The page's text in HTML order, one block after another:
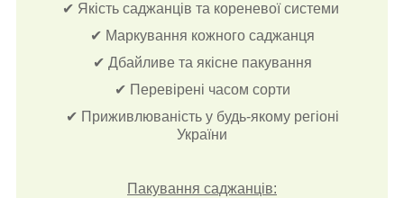
✔ Якість саджанців та кореневої системи
✔ Маркування кожного саджанця
✔ Дбайливе та якісне пакування
✔ Перевірені часом сорти
✔ Приживлюваність у будь-якому регіоні
України
Пакування саджанців: